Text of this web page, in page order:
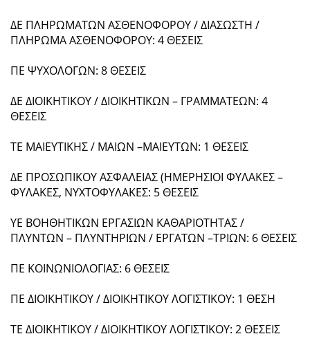
ΔΕ ΠΛΗΡΩΜΑΤΩΝ ΑΣΘΕΝΟΦΟΡΟΥ / ΔΙΑΣΩΣΤΗ /
ΠΛΗΡΩΜΑ ΑΣΘΕΝΟΦΟΡΟΥ: 4 ΘΕΣΕΙΣ
ΠΕ ΨΥΧΟΛΟΓΩΝ: 8 ΘΕΣΕΙΣ
ΔΕ ΔΙΟΙΚΗΤΙΚΟΥ / ΔΙΟΙΚΗΤΙΚΩΝ – ΓΡΑΜΜΑΤΕΩΝ: 4
ΘΕΣΕΙΣ
ΤΕ ΜΑΙΕΥΤΙΚΗΣ / ΜΑΙΩΝ –ΜΑΙΕΥΤΩΝ: 1 ΘΕΣΕΙΣ
ΔΕ ΠΡΟΣΩΠΙΚΟΥ ΑΣΦΑΛΕΙΑΣ (ΗΜΕΡΗΣΙΟΙ ΦΥΛΑΚΕΣ –
ΦΥΛΑΚΕΣ, ΝΥΧΤΟΦΥΛΑΚΕΣ: 5 ΘΕΣΕΙΣ
ΥΕ ΒΟΗΘΗΤΙΚΩΝ ΕΡΓΑΣΙΩΝ ΚΑΘΑΡΙΟΤΗΤΑΣ /
ΠΛΥΝΤΩΝ – ΠΛΥΝΤΗΡΙΩΝ / ΕΡΓΑΤΩΝ –ΤΡΙΩΝ: 6 ΘΕΣΕΙΣ
ΠΕ ΚΟΙΝΩΝΙΟΛΟΓΙΑΣ: 6 ΘΕΣΕΙΣ
ΠΕ ΔΙΟΙΚΗΤΙΚΟΥ / ΔΙΟΙΚΗΤΙΚΟΥ ΛΟΓΙΣΤΙΚΟΥ: 1 ΘΕΣΗ
ΤΕ ΔΙΟΙΚΗΤΙΚΟΥ / ΔΙΟΙΚΗΤΙΚΟΥ ΛΟΓΙΣΤΙΚΟΥ: 2 ΘΕΣΕΙΣ